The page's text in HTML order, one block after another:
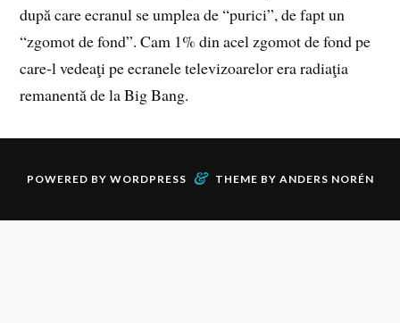
după care ecranul se umplea de “purici”, de fapt un
“zgomot de fond”. Cam 1% din acel zgomot de fond pe
care-l vedeaţi pe ecranele televizoarelor era radiaţia
remanentă de la Big Bang.
POWERED BY WORDPRESS & THEME BY ANDERS NORÉN